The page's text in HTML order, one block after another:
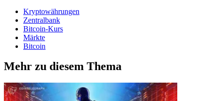
Kryptowährungen
Zentralbank
Bitcoin-Kurs
Märkte
Bitcoin
Mehr zu diesem Thema